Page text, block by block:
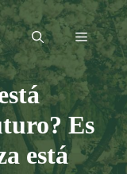
Menú
Es
está